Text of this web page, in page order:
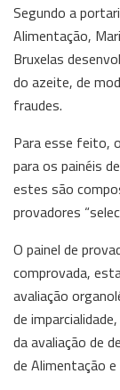
Segundo a
Alimentação,
Bruxelas
do azeite, de
fraudes.
Para esse feito,
para os painéis
estes são
provadores
O painel de
comprovada,
avaliação
de
da avaliação de
de Alimentação e